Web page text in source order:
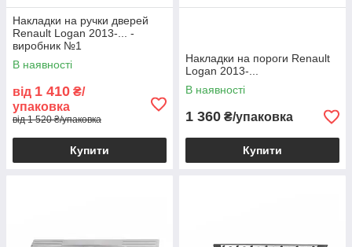
Накладки на ручки дверей
Renault Logan 2013-... -
виробник №1
В наявності
від 1 410 ₴/
упаковка
від 1 520 ₴/упаковка
Купити
Накладки на пороги Renault
Logan 2013-...
В наявності
1 360 ₴/упаковка
Купити